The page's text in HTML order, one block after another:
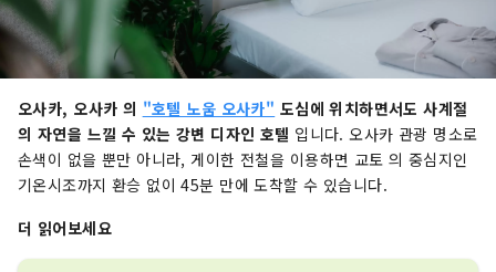
오사카, 오사카 의 "호텔 노움 오사카" 도심에 위치하면서도 사계절
의 자연을 느낄 수 있는 강변 디자인 호텔 입니다. 오사카 관광 명소로
손색이 없을 뿐만 아니라, 게이한 전철을 이용하면 교토 의 중심지인
기온시조까지 환승 없이 45분 만에 도착할 수 있습니다.
더 읽어보세요